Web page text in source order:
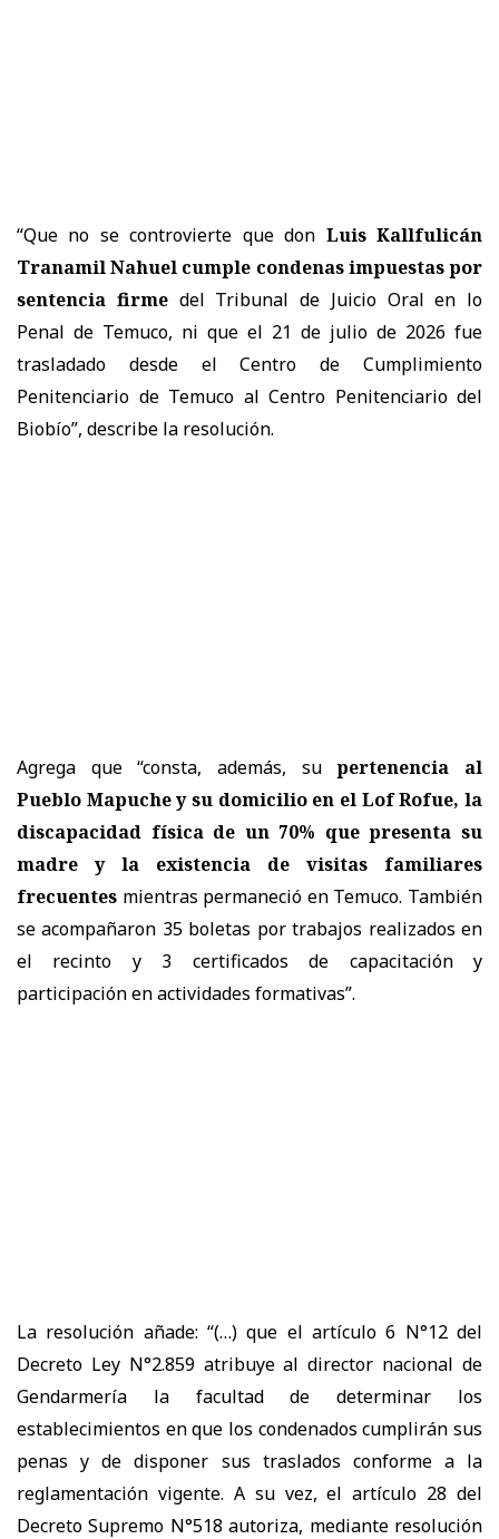
“Que no se controvierte que don Luis Kallfulicán
Tranamil Nahuel cumple condenas impuestas por
sentencia firmedel Tribunal de Juicio Oral en lo
Penal de Temuco, ni que el 21 de julio de 2026 fue
trasladado desde el Centro de Cumplimiento
Penitenciario de Temuco al Centro Penitenciario del
Biobío”, describe la resolución.
Agrega que “consta, además, supertenencia al
Pueblo Mapuche y su domicilio en el Lof Rofue, la
discapacidad física de un 70% que presenta su
madre y la existencia de visitas familiares
frecuentes mientras permaneció en Temuco. También
se acompañaron 35 boletas por trabajos realizados en
el recinto y 3 certificados de capacitación y
participación en actividades formativas”.
La resolución añade: “(…) que el artículo 6 N°12 del
Decreto Ley N°2.859 atribuye al director nacional de
Gendarmería la facultad de determinar los
establecimientos en que los condenados cumplirán sus
penas y de disponer sus traslados conforme a la
reglamentación vigente. A su vez, el artículo 28 del
Decreto Supremo N°518 autoriza, mediante resolución